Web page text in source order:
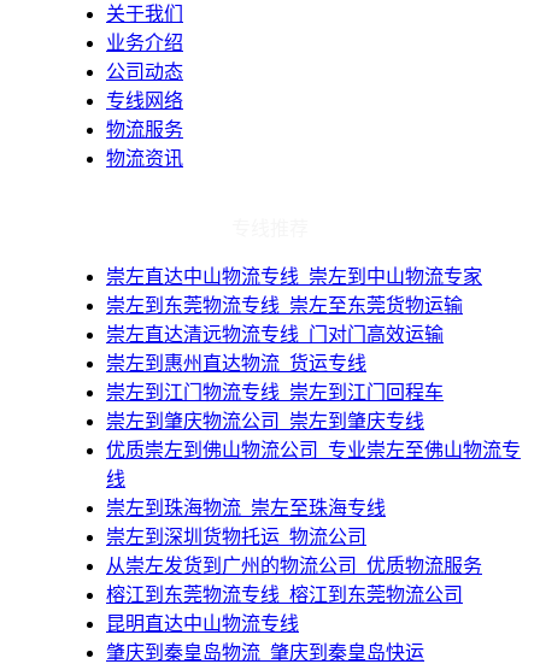
关于我们
业务介绍
公司动态
专线网络
物流服务
物流资讯
​崇左直达中山物流专线_崇左到中山物流专家
​崇左到东莞物流专线_崇左至东莞货物运输
​崇左直达清远物流专线_门对门高效运输
​崇左到惠州直达物流_货运专线
​崇左到江门物流专线_崇左到江门回程车
​崇左到肇庆物流公司_崇左到肇庆专线
​优质崇左到佛山物流公司_专业崇左至佛山物流专
线
​崇左到珠海物流_崇左至珠海专线
​崇左到深圳货物托运_物流公司
​从崇左发货到广州的物流公司_优质物流服务
​榕江到东莞物流专线_榕江到东莞物流公司
昆明直达中山物流专线
肇庆到秦皇岛物流_肇庆到秦皇岛快运